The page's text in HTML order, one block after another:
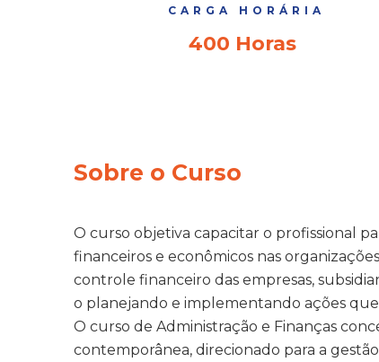
CARGA HORÁRIA
400 Horas
Sobre o Curso
O curso objetiva capacitar o profissional
financeiros e econômicos nas
controle financeiro das empresas,
o planejando e implementando ações
O curso de Administração e Finanças
contemporânea, direcionado para a